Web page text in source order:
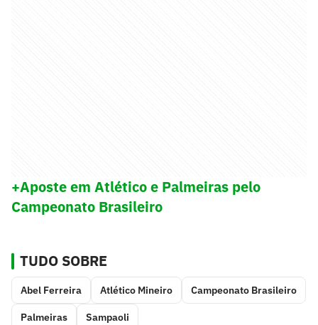
+Aposte em Atlético e Palmeiras pelo
Campeonato Brasileiro
TUDO SOBRE
Abel Ferreira Atlético Mineiro Campeonato Brasileiro
Palmeiras Sampaoli